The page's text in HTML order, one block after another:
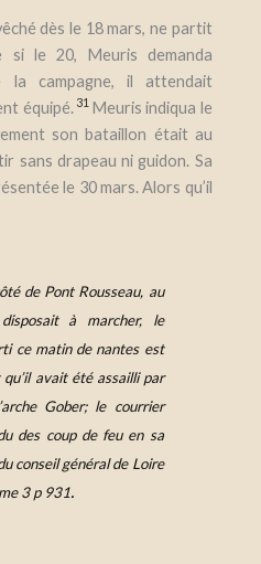
dès le 18 mars, ne partit
si le 20, Meuris demanda
la campagne, il attendait
équipé. 31 Meuris indiqua le
son bataillon était au
sans drapeau ni guidon. Sa
le 30 mars. Alors qu’il
de Pont Rousseau, au
à marcher, le
ce matin de nantes est
avait été assailli par
Gober; le courrier
des coup de feu en sa
conseil général de Loire
3 p 931